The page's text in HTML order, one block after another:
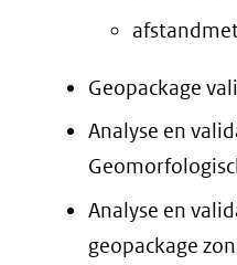
Geopackage
Analyse en
Analyse en
geopackage